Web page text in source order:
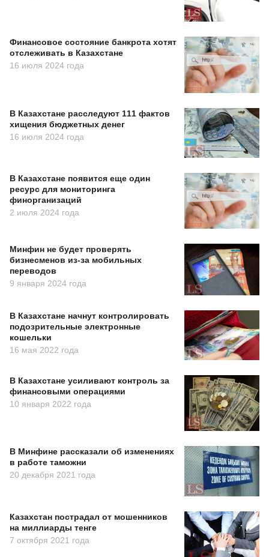
Финансовое состояние банкрота хотят
отслеживать в Казахстане
16 июля 2024 года
В Казахстане расследуют 111 фактов
хищения бюджетных денег
16 июля 2024 года
В Казахстане появится еще один
ресурс для мониторинга
финорганизаций
2 июля 2024 года
Минфин не будет проверять
бизнесменов из-за мобильных
переводов
9 января 2024 года
В Казахстане начнут контролировать
подозрительные электронные
кошельки
16 мая 2022 года
В Казахстане усиливают контроль за
финансовыми операциями
10 января 2022 года
В Минфине рассказали об изменениях
в работе таможни
20 декабря 2021 года
Казахстан пострадал от мошенников
на миллиарды тенге
7 октября 2021 года